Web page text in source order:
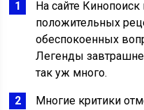
На сайте
положительных
обеспокоенных
Легенды
так уж много.
Многие критики